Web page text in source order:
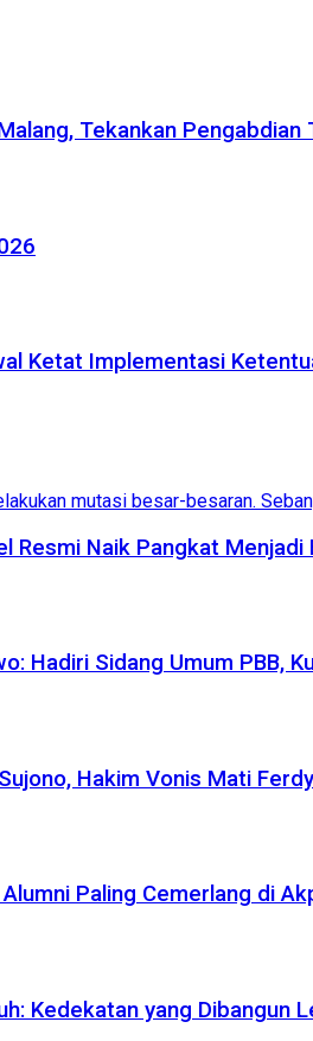
Tekankan Pengabdian
Ketat Implementasi
Resmi Naik Pangkat
Hadiri Sidang Umum PBB,
Hakim Vonis Mati
Paling Cemerlang di
Kedekatan yang Dibangun